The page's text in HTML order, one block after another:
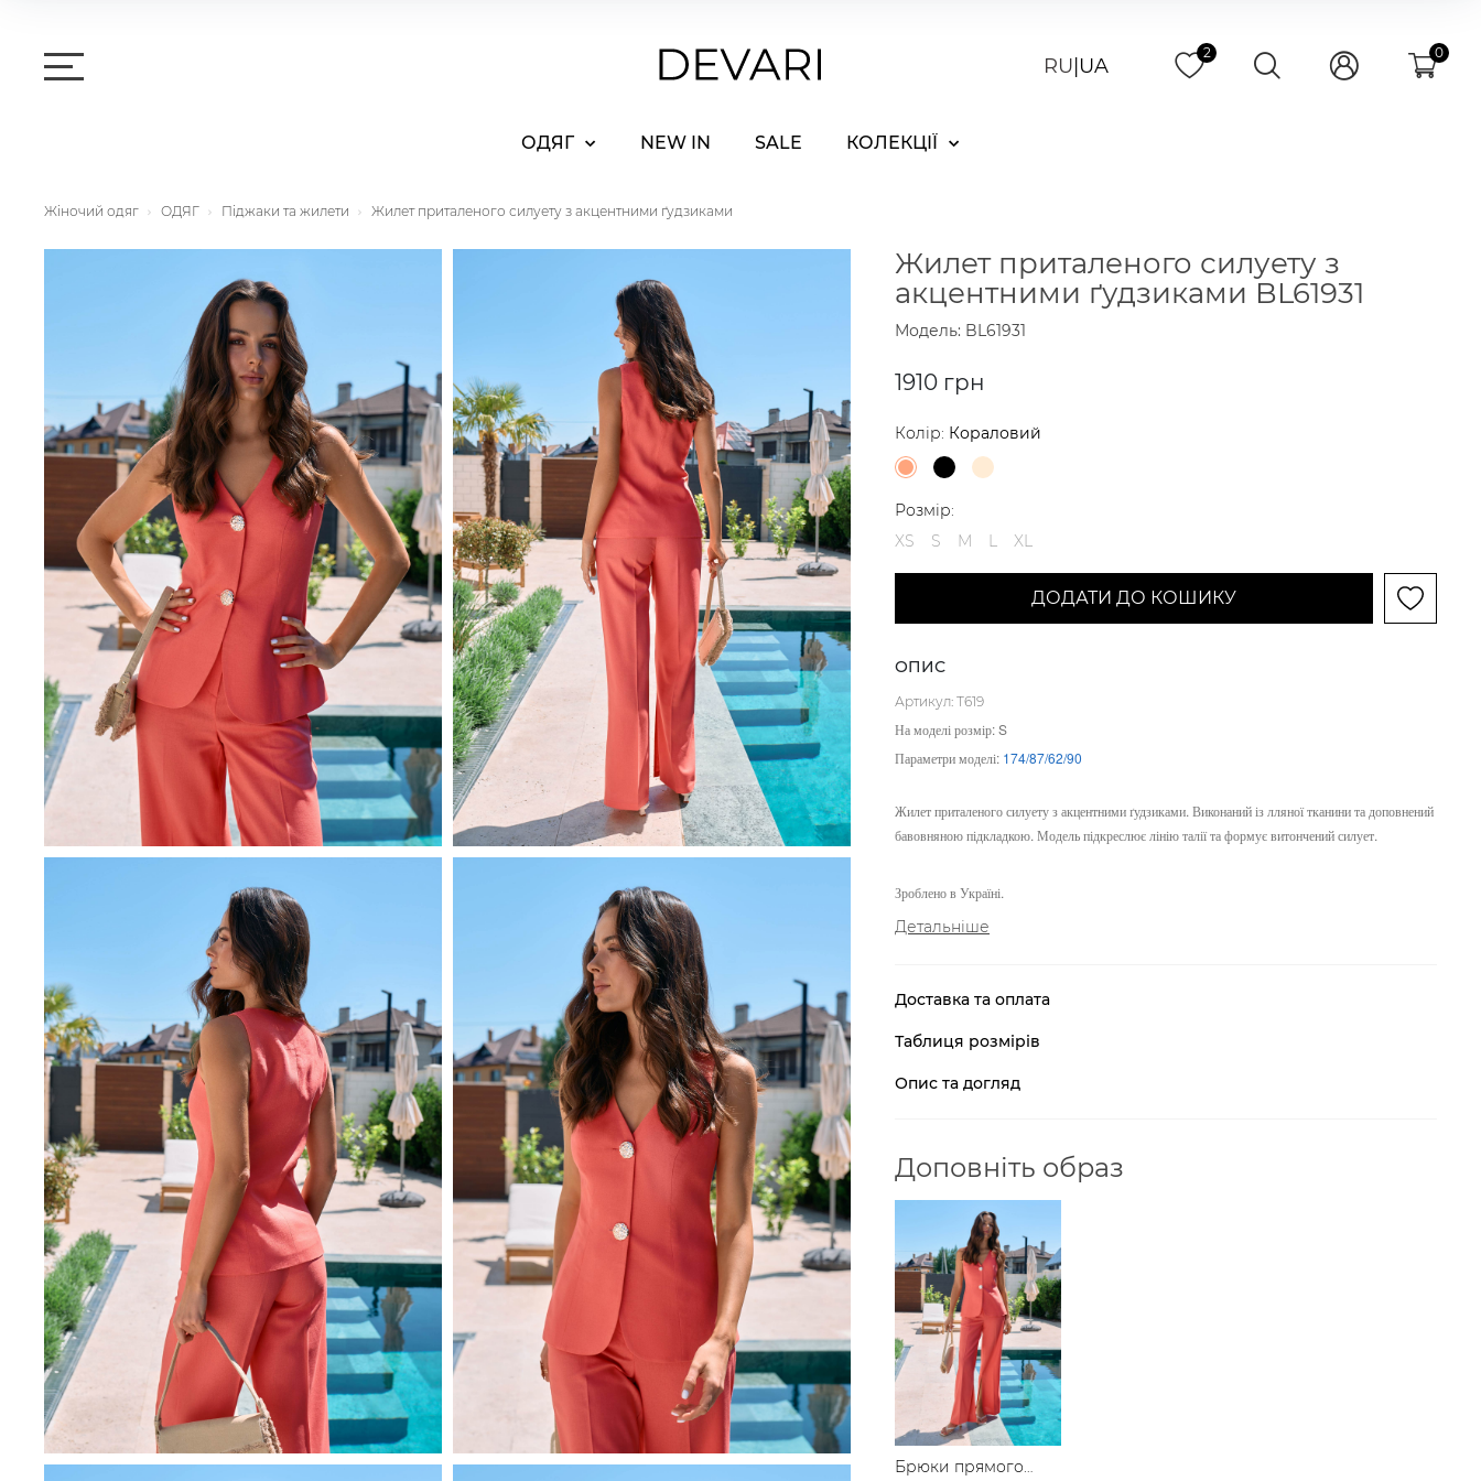
RU UA
2 0
ОДЯГ NEW IN SALE КОЛЕКЦІЇ
Жіночий одяг ОДЯГ Піджаки та жилети Жилет приталеного силуету з акцентними ґудзиками
Жилет приталеного силуету з
акцентними ґудзиками BL61931
Модель: BL61931
1910 грн
Колір: Кораловий
Розмір:
XS
S M L XL
ДОДАТИ ДО КОШИКУ
ОПИС
Артикул: Т619
На моделі розмір: S
Параметри моделі: 174/87/62/90
Жилет приталеного силуету з акцентними ґудзиками. Виконаний із лляної тканини та доповнений
бавовняною підкладкою. Модель підкреслює лінію талії та формує витончений силует.
Зроблено в Україні.
Детальніше
Доставка та оплата
Таблиця розмірів
Опис та догляд
Доповніть образ
Брюки прямого